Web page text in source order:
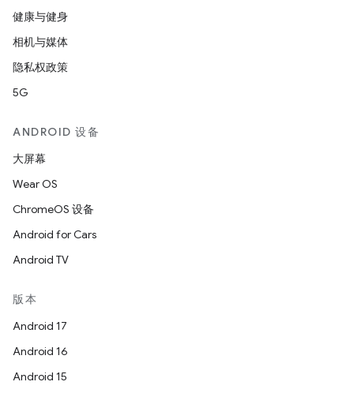
健康与健身
相机与媒体
隐私权政策
5G
ANDROID 设备
大屏幕
Wear OS
ChromeOS 设备
Android for Cars
Android TV
版本
Android 17
Android 16
Android 15